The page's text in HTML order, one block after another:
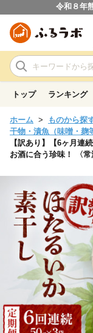
令和８年
トップ ランキング
ホーム ものから探
干物・漬魚（味噌・麹
【訳あり】【6ヶ月連
お酒に合う珍味！ 〈常